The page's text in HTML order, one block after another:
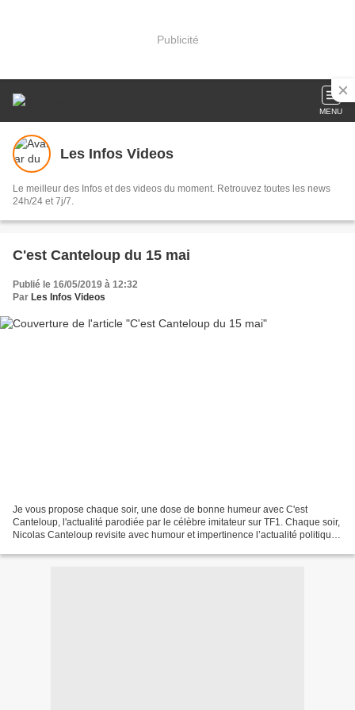
Publicité
MENU
Les Infos Videos
Le meilleur des Infos et des videos du moment. Retrouvez toutes les news
24h/24 et 7j/7.
C'est Canteloup du 15 mai
Publié le 16/05/2019 à 12:32
Par Les Infos Videos
Je vous propose chaque soir, une dose de bonne humeur avec C'est
Canteloup, l'actualité parodiée par le célèbre imitateur sur TF1. Chaque soir,
Nicolas Canteloup revisite avec humour et impertinence l’actualité politique